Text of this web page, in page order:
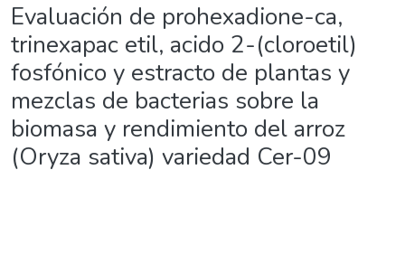
Evaluación de prohexadione-ca,
trinexapac etil, acido 2-(cloroetil)
fosfónico y estracto de plantas y
mezclas de bacterias sobre la
biomasa y rendimiento del arroz
(Oryza sativa) variedad Cer-09